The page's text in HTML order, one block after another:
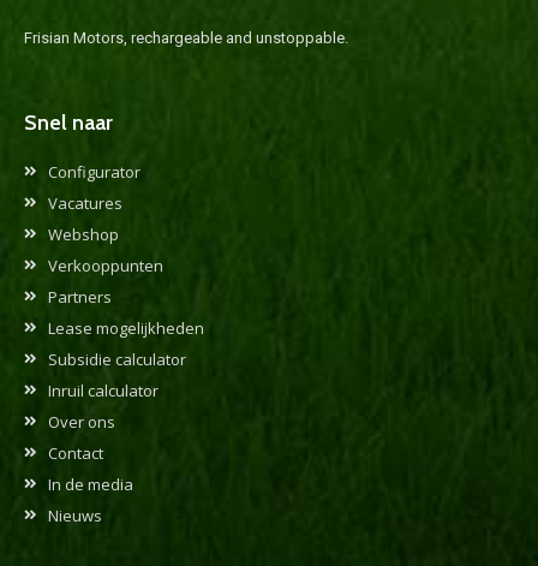
Frisian Motors, rechargeable and unstoppable.
Snel naar
Configurator
Vacatures
Webshop
Verkooppunten
Partners
Lease mogelijkheden
Subsidie calculator
Inruil calculator
Over ons
Contact
In de media
Nieuws